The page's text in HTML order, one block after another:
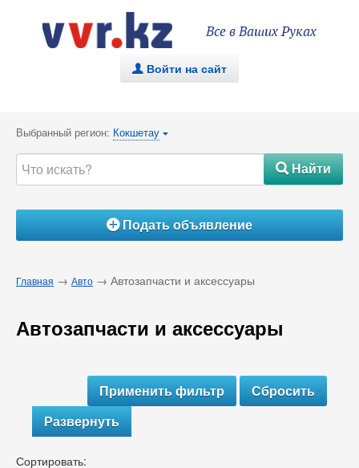
Все в Ваших Руках
. Войти на сайт
Выбранный регион: Кокшетау {
#Найти
ÁПодать объявление
Главная → Авто → Автозапчасти и аксессуары
Автозапчасти и аксессуары
Развернуть
Сортировать: